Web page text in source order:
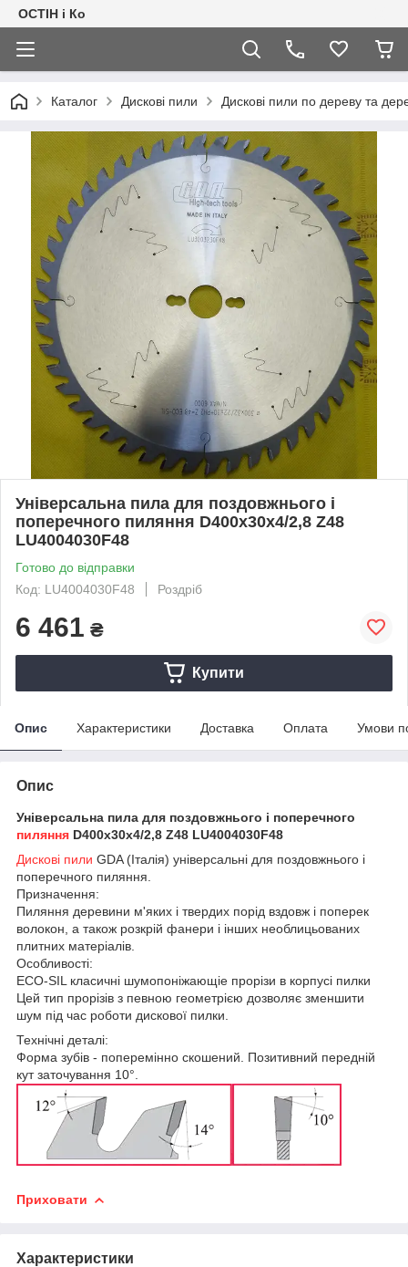
ОСТІН і Ко
Каталог Дискові пили Дискові пили по дереву та
Універсальна пила для поздовжнього і
поперечного пиляння D400x30x4/2,8 Z48
LU4004030F48
Готово до відправки
Код: LU4004030F48
Роздріб
6 461 ₴
Купити
Опис Характеристики Доставка Оплата Умови
Опис
Універсальна пила для поздовжнього і поперечного
пиляння D400x30x4/2,8 Z48 LU4004030F48
Дискові пили GDA (Італія) універсальні для поздовжнього і
поперечного пиляння.
Призначення:
Пиляння деревини м'яких і твердих порід вздовж і поперек
волокон, а також розкрій фанери і інших необлицьованих
плитних матеріалів.
Особливості:
ECO-SIL класичні шумопоніжающіе прорізи в корпусі пилки
Цей тип прорізів з певною геометрією дозволяє зменшити
шум під час роботи дискової пилки.
Технічні деталі:
Форма зубів - поперемінно скошений. Позитивний передній
кут заточування 10°.
Приховати
Характеристики